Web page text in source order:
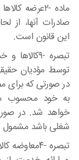
ماده -۲عرضه
صادرات آنها، از
این قانون است.
تبصره -
توسط مؤدیان
در صورتی که برای
به خود محسوب
خواهد شد. در
شغلی باشد مشمول
تبصره -